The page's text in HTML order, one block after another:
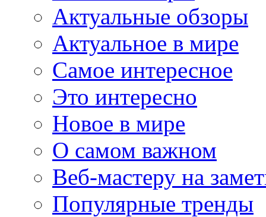
Актуальные обзоры
Актуальное в мире
Самое интересное
Это интересно
Новое в мире
О самом важном
Веб-мастеру на
Популярные тренды